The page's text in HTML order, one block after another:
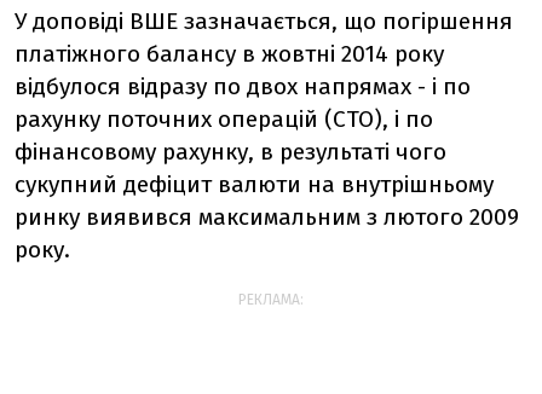
У доповіді ВШЕ зазначається, що погіршення
платіжного балансу в жовтні 2014 року
відбулося відразу по двох напрямах - і по
рахунку поточних операцій (СТО), і по
фінансовому рахунку, в результаті чого
сукупний дефіцит валюти на внутрішньому
ринку виявився максимальним з лютого 2009
року.
РЕКЛАМА: